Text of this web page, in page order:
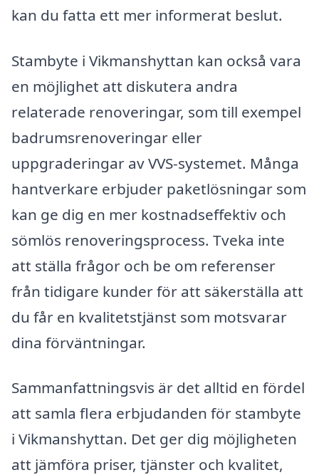
kan du fatta ett mer informerat beslut.
Stambyte i Vikmanshyttan kan också vara
en möjlighet att diskutera andra
relaterade renoveringar, som till exempel
badrumsrenoveringar eller
uppgraderingar av VVS-systemet. Många
hantverkare erbjuder paketlösningar som
kan ge dig en mer kostnadseffektiv och
sömlös renoveringsprocess. Tveka inte
att ställa frågor och be om referenser
från tidigare kunder för att säkerställa att
du får en kvalitetstjänst som motsvarar
dina förväntningar.
Sammanfattningsvis är det alltid en fördel
att samla flera erbjudanden för stambyte
i Vikmanshyttan. Det ger dig möjligheten
att jämföra priser, tjänster och kvalitet,